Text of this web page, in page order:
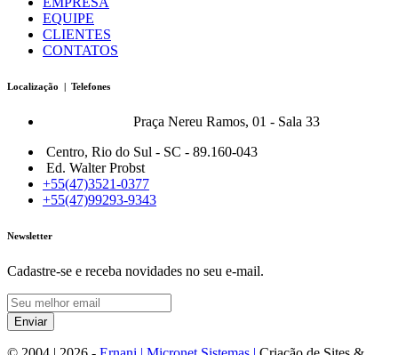
EQUIPE
CLIENTES
CONTATOS
Localização | Telefones
Praça Nereu Ramos, 01 - Sala 33
Centro, Rio do Sul - SC - 89.160-043
Ed. Walter Probst
+55(47)3521-0377
+55(47)99293-9343
Newsletter
Cadastre-se e receba novidades no seu e-mail.
Enviar